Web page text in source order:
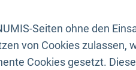
Seiten ohne den
von Cookies zulassen,
Cookies gesetzt.